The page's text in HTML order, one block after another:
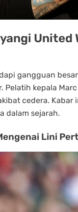
United
gangguan
Pelatih kepala
cedera.
dalam sejarah.
Lini